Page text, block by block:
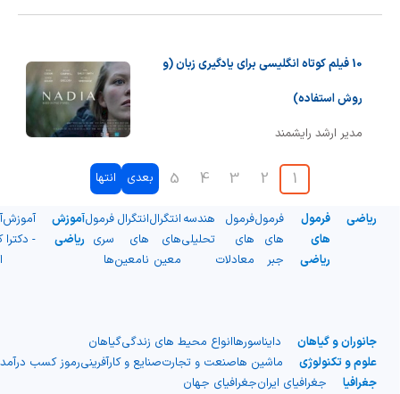
10 فیلم کوتاه انگلیسی برای یادگیری زبان (و
روش استفاده)
مدیر ارشد رایشمند
1
2
3
4
5 بعدی انتها
ریاضی
فرمول
های
ریاضی
فرمول
های
جبر
فرمول
های
معادلات
هندسه
تحلیلی
انتگرال
های
معین
انتگرال
های
نامعین
فرمول
سری
ها
آموزش
ریاضی
آموزش
- دکترا
جانوران و گیاهان دایناسورهاانواع محیط های زندگیگیاهان
علوم و تکنولوژی
ماشین هاصنعت و تجارتصنایع و کارآفرینیرموز کسب درآمد
جغرافیا
جغرافیای ایرانجغرافیای جهان